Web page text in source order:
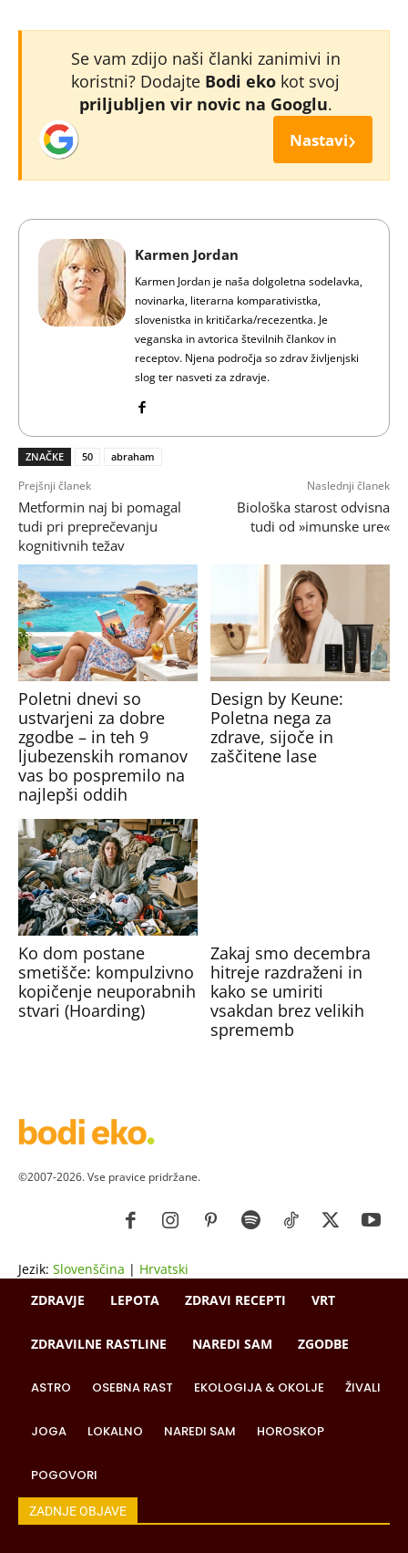
Se vam zdijo naši članki zanimivi in
koristni? Dodajte Bodi eko kot svoj
priljubljen vir novic na Googlu.
Nastavi›
Karmen Jordan
Karmen Jordan je naša dolgoletna sodelavka,
novinarka, literarna komparativistka,
slovenistka in kritičarka/recezentka. Je
veganska in avtorica številnih člankov in
receptov. Njena področja so zdrav življenjski
slog ter nasveti za zdravje.
ZNAČKE 50 abraham
Prejšnji članek
Metformin naj bi pomagal
tudi pri preprečevanju
kognitivnih težav
Naslednji članek
Biološka starost odvisna
tudi od »imunske ure«
Poletni dnevi so
ustvarjeni za dobre
zgodbe – in teh 9
ljubezenskih romanov
vas bo pospremilo na
najlepši oddih
Design by Keune:
Poletna nega za
zdrave, sijoče in
zaščitene lase
Ko dom postane
smetišče: kompulzivno
kopičenje neuporabnih
stvari (Hoarding)
Zakaj smo decembra
hitreje razdraženi in
kako se umiriti
vsakdan brez velikih
sprememb
©2007-2026. Vse pravice pridržane.
Jezik: Slovenščina | Hrvatski
ZDRAVJE
LEPOTA ZDRAVI RECEPTI VRT
ZDRAVILNE RASTLINE NAREDI SAM ZGODBE
ASTRO OSEBNA RAST EKOLOGIJA & OKOLJE ŽIVALI
JOGA LOKALNO NAREDI SAM HOROSKOP
POGOVORI
ZADNJE OBJAVE